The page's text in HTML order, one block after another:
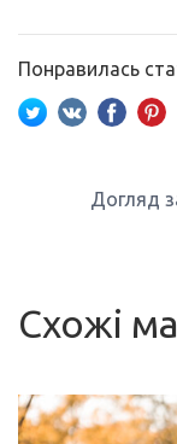
Понравилась
Догляд
Схожі